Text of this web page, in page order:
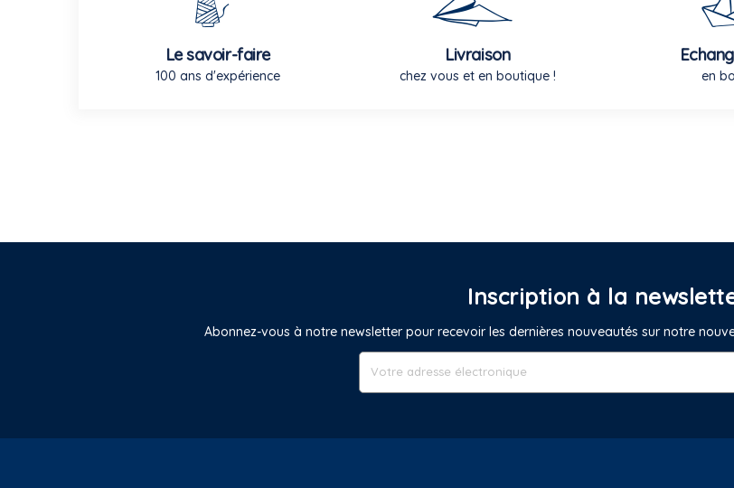
Le savoir-faire
100 ans d'expérience
Livraison
chez vous et en boutique ! en
Inscription à la
Abonnez-vous à notre newsletter pour recevoir les dernières nouveautés sur notre